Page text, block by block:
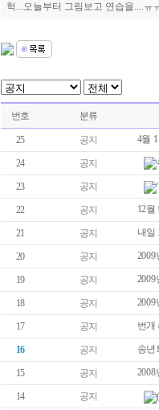
헉...오늘부터 그림보고 연습을....ㅠ
번호 분류
25 공지 4월
24 공지
23 공지
22 공지 12
21 공지 내일
20 공지
19 공지
18 공지
17 공지 번개
16 공지 송년
15 공지
14 공지